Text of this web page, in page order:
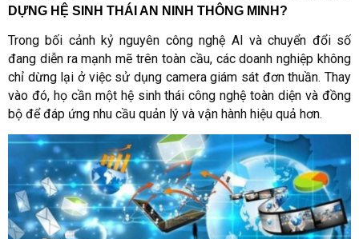
DỰNG HỆ SINH THÁI AN NINH THÔNG MINH?
Trong bối cảnh kỷ nguyên công nghệ AI và chuyển đổi số
đang diễn ra mạnh mẽ trên toàn cầu, các doanh nghiệp không
chỉ dừng lại ở việc sử dụng camera giám sát đơn thuần. Thay
vào đó, họ cần một hệ sinh thái công nghệ toàn diện và đồng
bộ để đáp ứng nhu cầu quản lý và vận hành hiệu quả hơn.